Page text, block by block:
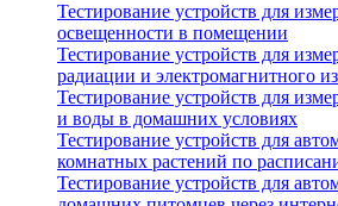
Тестирование устройств для
освещенности в помещении
Тестирование устройств для
радиации и электромагнитного
Тестирование устройств для
и воды в домашних условиях
Тестирование устройств для
комнатных растений по
Тестирование устройств для